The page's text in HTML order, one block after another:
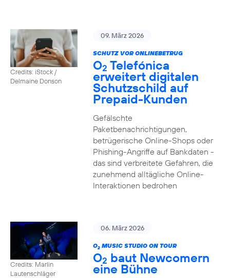
Credits: iStock /
Delmaine Donson
09. März 2026
SCHUTZ VOR ONLINEBETRUG
O2 Telefónica
erweitert digitalen
Schutzschild auf
Prepaid-Kunden
Gefälschte
Paketbenachrichtigungen,
betrügerische Online-Shops oder
Phishing-Angriffe auf Bankdaten -
das sind verbreitete Gefahren, die
zunehmend alltägliche Online-
Interaktionen bedrohen
Credits: Marlin
Lautenschläger
06. März 2026
O2MUSIC STUDIO ON TOUR
O2 baut Newcomern
eine Bühne